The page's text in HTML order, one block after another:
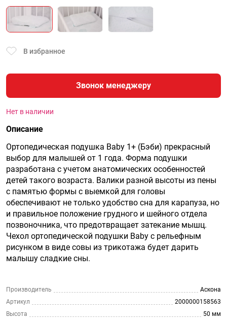
В избранное
Звонок менеджеру
Нет в наличии
Описание
Ортопедическая подушка Baby 1+ (Бэби) прекрасный
выбор для малышей от 1 года. Форма подушки
разработана с учетом анатомических особенностей
детей такого возраста. Валики разной высоты из пены
с памятью формы с выемкой для головы
обеспечивают не только удобство сна для карапуза, но
и правильное положение грудного и шейного отдела
позвоночника, что предотвращает затекание мышц.
Чехол ортопедической подушки Baby с рельефным
рисунком в виде совы из трикотажа будет дарить
малышу сладкие сны.
Производитель
Аскона
Артикул
2000000158563
Высота
50 мм